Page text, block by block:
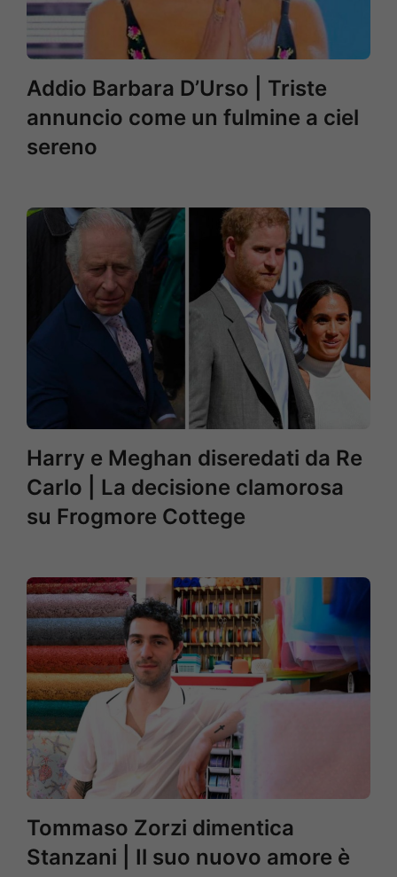
Addio Barbara D’Urso | Triste
annuncio come un fulmine a ciel
sereno
Harry e Meghan diseredati da Re
Carlo | La decisione clamorosa
su Frogmore Cottege
Tommaso Zorzi dimentica
Stanzani | Il suo nuovo amore è